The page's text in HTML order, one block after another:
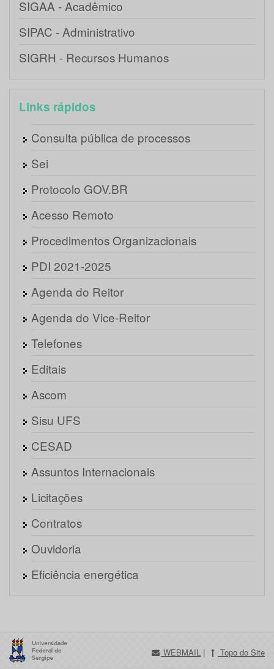
SIGAA - Acadêmico
SIPAC - Administrativo
SIGRH - Recursos Humanos
Links rápidos
Consulta pública de processos
Sei
Protocolo GOV.BR
Acesso Remoto
Procedimentos Organizacionais
PDI 2021-2025
Agenda do Reitor
Agenda do Vice-Reitor
Telefones
Editais
Ascom
Sisu UFS
CESAD
Assuntos Internacionais
Licitações
Contratos
Ouvidoria
Eficiência energética
WEBMAIL | Topo do Site